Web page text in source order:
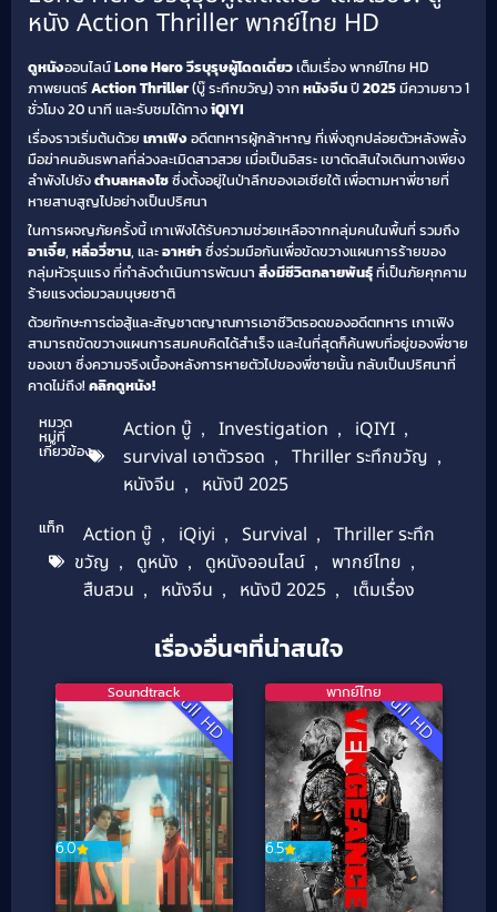
หนัง Action Thriller พากย์ไทย HD
ดูหนังออนไลน์Lone Hero วีรบุรุษผู้โดดเดี่ยวเต็มเรื่อง พากย์ไทย HD
ภาพยนตร์Action Thriller(บู๊ ระทึกขวัญ) จากหนังจีนปี2025มีความยาว 1
ชั่วโมง 20 นาที และรับชมได้ทางiQIYI
เรื่องราวเริ่มต้นด้วย เกาเฟิงอดีตทหารผู้กล้าหาญ ที่เพิ่งถูกปล่อยตัวหลังพลั้ง
มือฆ่าคนอันธพาลที่ล่วงละเมิดสาวสวย เมื่อเป็นอิสระ เขาตัดสินใจเดินทางเพียง
ลำพังไปยังตำบลหลงไซซึ่งตั้งอยู่ในป่าลึกของเอเชียใต้ เพื่อตามหาพี่ชายที่
หายสาบสูญไปอย่างเป็นปริศนา
ในการผจญภัยครั้งนี้ เกาเฟิงได้รับความช่วยเหลือจากกลุ่มคนในพื้นที่ รวมถึง
อาเจี๋ย, หลี่อวี่ซาน, และอาหย่าซึ่งร่วมมือกันเพื่อขัดขวางแผนการร้ายของ
กลุ่มหัวรุนแรง ที่กำลังดำเนินการพัฒนา สิ่งมีชีวิตกลายพันธุ์ที่เป็นภัยคุกคาม
ร้ายแรงต่อมวลมนุษยชาติ
ด้วยทักษะการต่อสู้และสัญชาตญาณการเอาชีวิตรอดของอดีตทหาร เกาเฟิง
สามารถขัดขวางแผนการสมคบคิดได้สำเร็จ และในที่สุดก็ค้นพบที่อยู่ของพี่ชาย
ของเขา ซึ่งความจริงเบื้องหลังการหายตัวไปของพี่ชายนั้น กลับเป็นปริศนาที่
คาดไม่ถึง! คลิกดูหนัง!
หมวด
หมู่ที่
เกี่ยวข้อง
Action บู๊ , Investigation , iQIYI ,
survival เอาตัวรอด , Thriller ระทึกขวัญ ,
หนังจีน , หนังปี 2025
แท็ก Action บู๊ , iQiyi , Survival ,
Thriller ระทึก
ขวัญ , ดูหนัง , ดูหนังออนไลน์ , พากย์ไทย ,
สืบสวน , หนังจีน , หนังปี 2025 , เต็มเรื่อง
เรื่องอื่นๆที่น่าสนใจ
Full HD
6.0
Soundtrack Full HD
6.5
พากย์ไทย